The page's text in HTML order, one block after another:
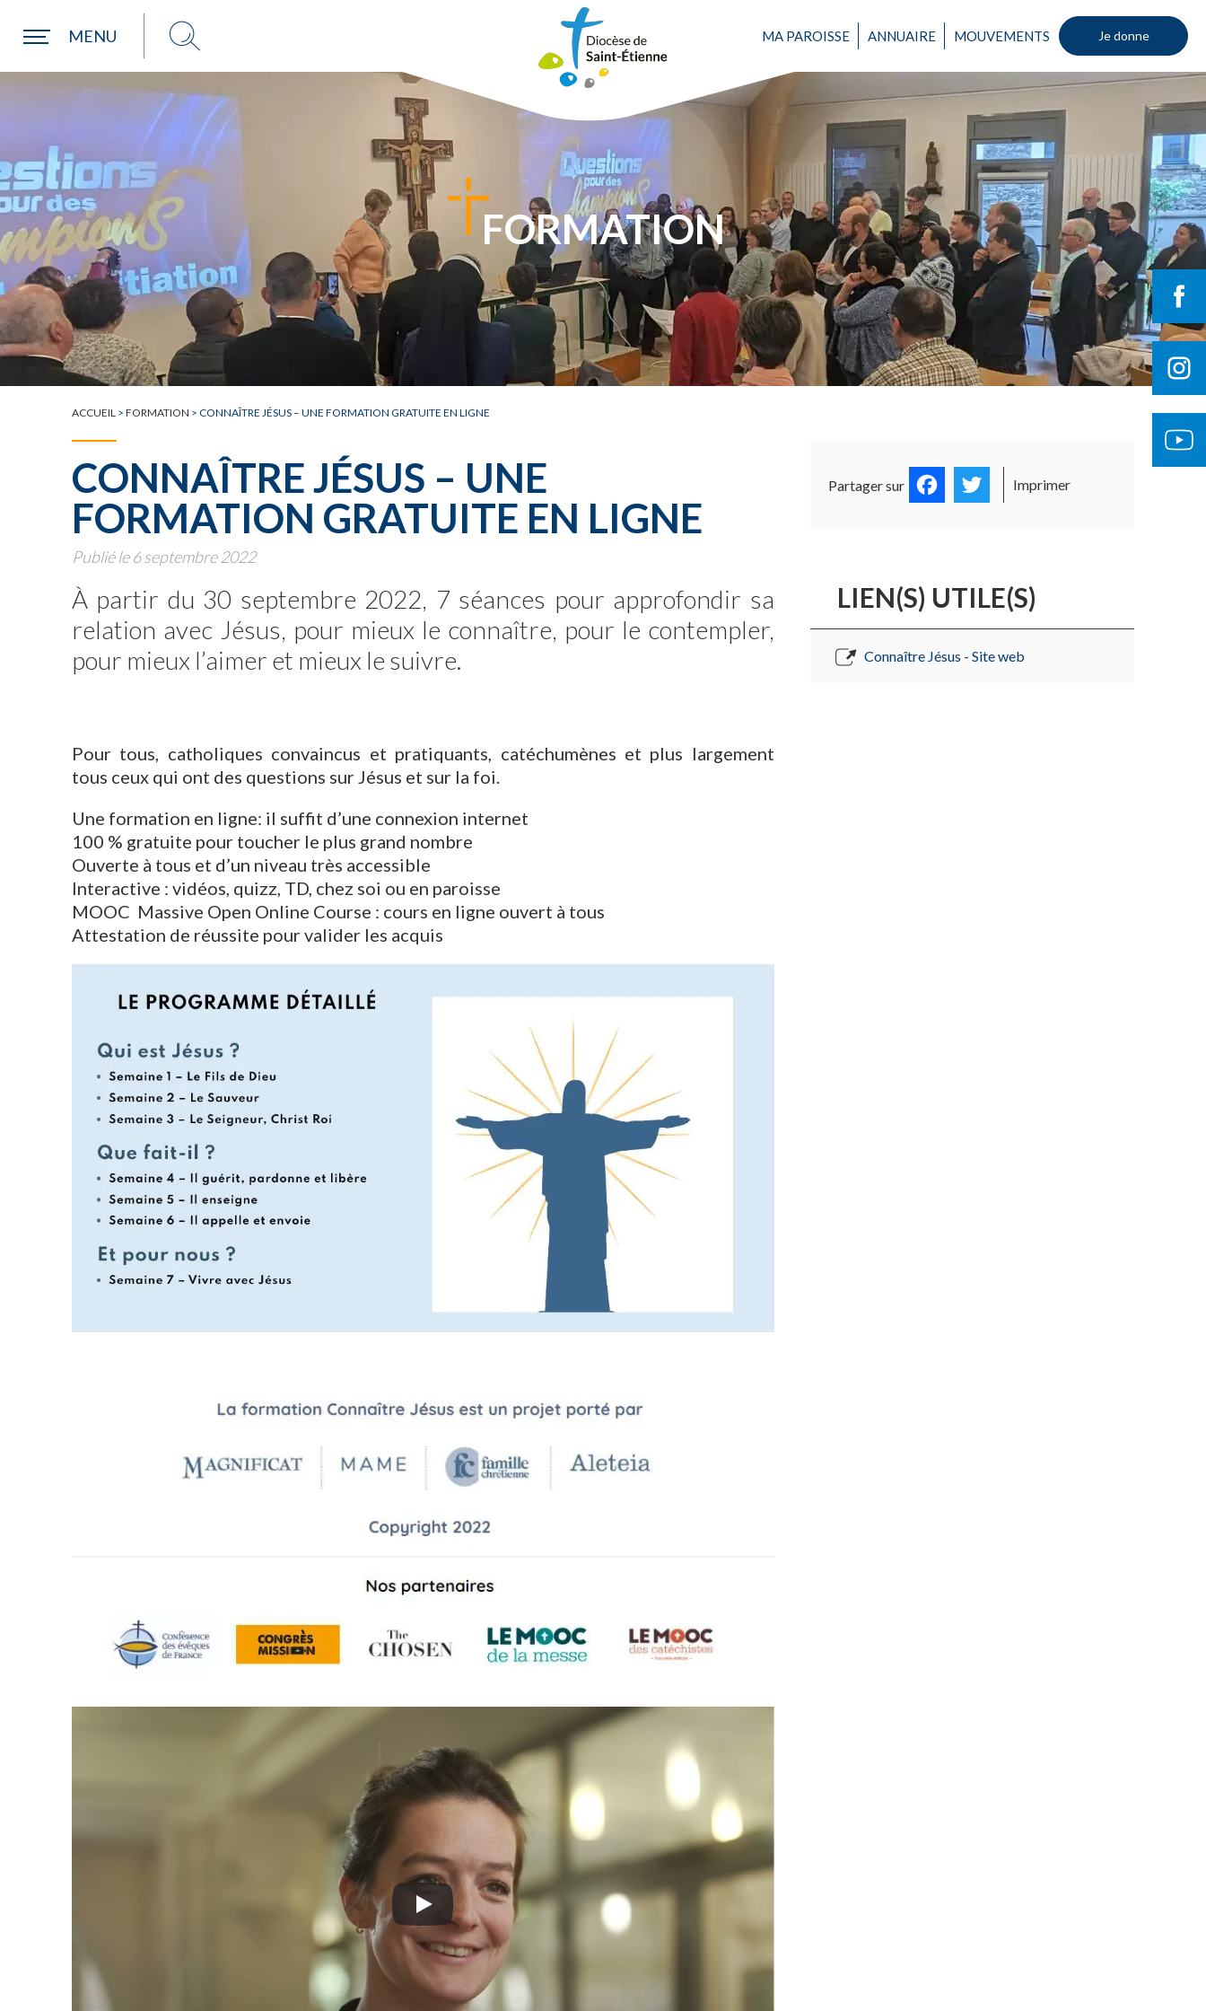
MENU MA PAROISSE ANNUAIRE MOUVEMENTS Je donne
Une commune
FORMATION
ACCUEIL > FORMATION > CONNAÎTRE JÉSUS – UNE FORMATION GRATUITE EN LIGNE
CONNAÎTRE JÉSUS – UNE
FORMATION GRATUITE EN LIGNE
Publié le 6 septembre 2022
À partir du 30 septembre 2022, 7 séances pour approfondir sa
relation avec Jésus, pour mieux le connaître, pour le contempler,
pour mieux l’aimer et mieux le suivre.
Pour tous, catholiques convaincus et pratiquants, catéchumènes et plus largement
tous ceux qui ont des questions sur Jésus et sur la foi.
Une formation en ligne: il suffit d’une connexion internet
100 % gratuite pour toucher le plus grand nombre
Ouverte à tous et d’un niveau très accessible
Interactive : vidéos, quizz, TD, chez soi ou en paroisse
MOOC Massive Open Online Course : cours en ligne ouvert à tous
Attestation de réussite pour valider les acquis
Partager sur FacebookTwitter
Imprimer
LIEN(S) UTILE(S)
Connaître Jésus - Site web